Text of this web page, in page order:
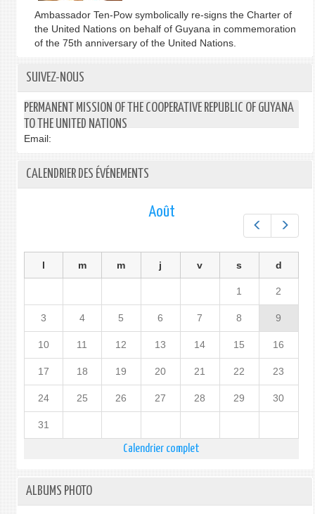
Ambassador Ten-Pow symbolically re-signs the Charter of
the United Nations on behalf of Guyana in commemoration
of the 75th anniversary of the United Nations.
SUIVEZ-NOUS
PERMANENT MISSION OF THE COOPERATIVE REPUBLIC OF GUYANA
TO THE UNITED NATIONS
Email:
CALENDRIER DES ÉVÉNEMENTS
Préc.
Août
l m m j v s d
1 2
3 4 5 6 7 8 9
10 11 12 13 14 15 16
17 18 19 20 21 22 23
24 25 26 27 28 29 30
31
Calendrier complet
ALBUMS PHOTO